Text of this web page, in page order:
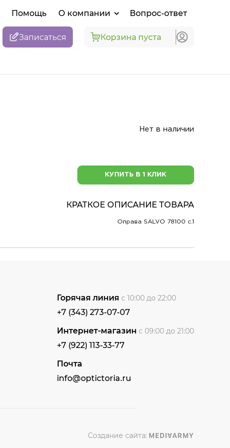
Помощь О компании Вопрос-ответ
Записаться Корзина пуста
Нет в наличии
КУПИТЬ В 1 КЛИК
КРАТКОЕ ОПИСАНИЕ ТОВАРА
Оправа SALVO 78100 c.1
Горячая линия с 10:00 до 22:00
+7 (343) 273-07-07
Интернет-магазин с 09:00 до 21:00
+7 (922) 113-33-77
Почта
info@optictoria.ru
Создание сайта: